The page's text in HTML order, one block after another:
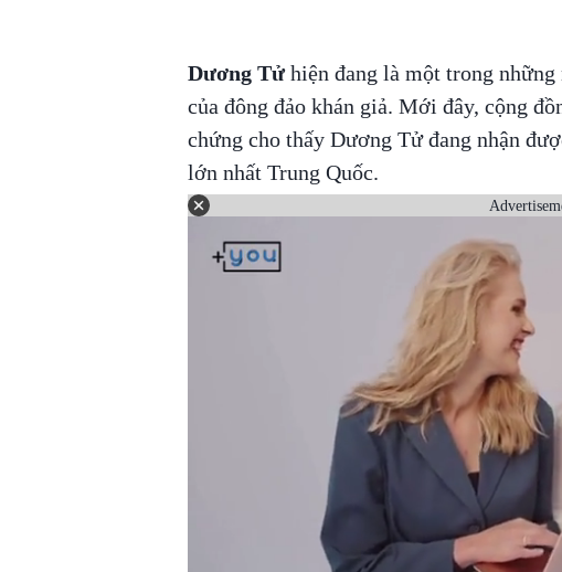
Dương Tửhiện đang là một trong những
của đông đảo khán giả. Mới đây, cộng
chứng cho thấy Dương Tử đang nhận
lớn nhất Trung Quốc.